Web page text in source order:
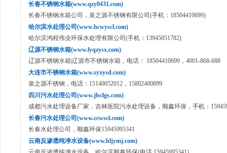
长春不锈钢水箱(www.qzy0431.com)
长春不锈钢水箱公司，泉之源不锈钢有限公司(手机：18504410699)
哈尔滨水处理公司(www.hcwyscl.com)
哈尔滨鸿程伟业环保水处理有限公司(手机：13945051782)
辽源不锈钢水箱(www.lyqzysx.com)
辽源不锈钢水箱|辽源市不锈钢水箱，电话： 18504410699，4001-868-688
大连市不锈钢水箱(www.syxysd.com)
泉之源不锈钢，电话：15140052012，15802400899
四川污水处理公司(www.jlsclgs.com)
成都污水处理设备厂家，吉林医院污水处理设备，顺鑫环保，手机：
长春污水处理公司(www.ccwscl.com)
长春水处理公司，顺鑫环保15945995341
云南反渗透纯净水设备(www.hljymj.com)